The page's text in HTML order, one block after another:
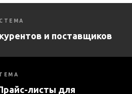
и поставщиков
листы для